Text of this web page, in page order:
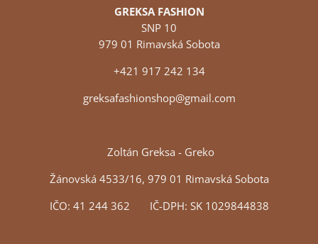
GREKSA FASHION
SNP 10
979 01 Rimavská Sobota
+421 917 242 134
greksafashionshop@gmail.com
Zoltán Greksa - Greko
Žánovská 4533/16, 979 01 Rimavská Sobota
IČO: 41 244 362 IČ-DPH: SK 1029844838